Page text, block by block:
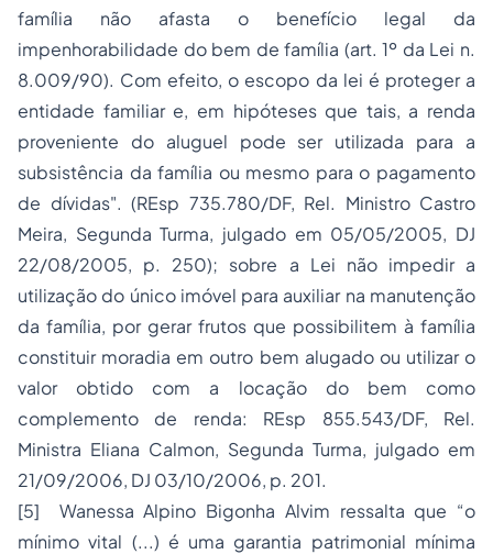
família não afasta o benefício legal da
impenhorabilidade do bem de família (art. 1º da Lei n.
8.009/90). Com efeito, o escopo da lei é proteger a
entidade familiar e, em hipóteses que tais, a renda
proveniente do aluguel pode ser utilizada para a
subsistência da família ou mesmo para o pagamento
de dívidas". (REsp 735.780/DF, Rel. Ministro Castro
Meira, Segunda Turma, julgado em 05/05/2005, DJ
22/08/2005, p. 250); sobre a Lei não impedir a
utilização do único imóvel para auxiliar na manutenção
da família, por gerar frutos que possibilitem à família
constituir moradia em outro bem alugado ou utilizar o
valor obtido com a locação do bem como
complemento de renda: REsp 855.543/DF, Rel.
Ministra Eliana Calmon, Segunda Turma, julgado em
21/09/2006, DJ 03/10/2006, p. 201.
[5] Wanessa Alpino Bigonha Alvim ressalta que “o
mínimo vital (...) é uma garantia patrimonial mínima